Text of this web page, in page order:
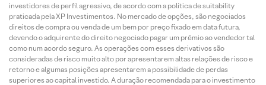
investidores de perfil agressivo, de acordo com a política de suitability
praticada pela XP Investimentos. No mercado de opções, são negociados
direitos de compra ou venda de um bem por preço fixado em data futura,
devendo o adquirente do direito negociado pagar um prêmio ao vendedor tal
como num acordo seguro. As operações com esses derivativos são
consideradas de risco muito alto por apresentarem altas relações de risco e
retorno e algumas posições apresentarem a possibilidade de perdas
superiores ao capital investido. A duração recomendada para o investimento